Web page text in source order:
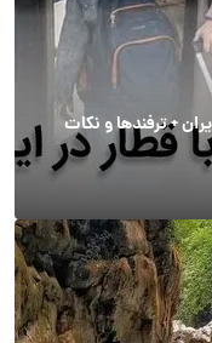
+ ترفندها و نکات